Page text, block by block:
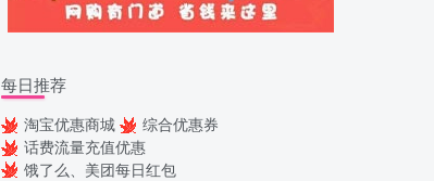
每日推荐
淘宝优惠商城
综合优惠券
话费流量充值优惠
饿了么、美团每日红包